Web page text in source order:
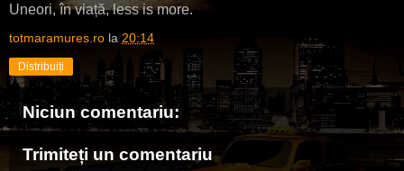
Uneori, în viață, less is more.
totmaramures.ro la 20:14
Distribuiți
Niciun comentariu:
Trimiteți un comentariu